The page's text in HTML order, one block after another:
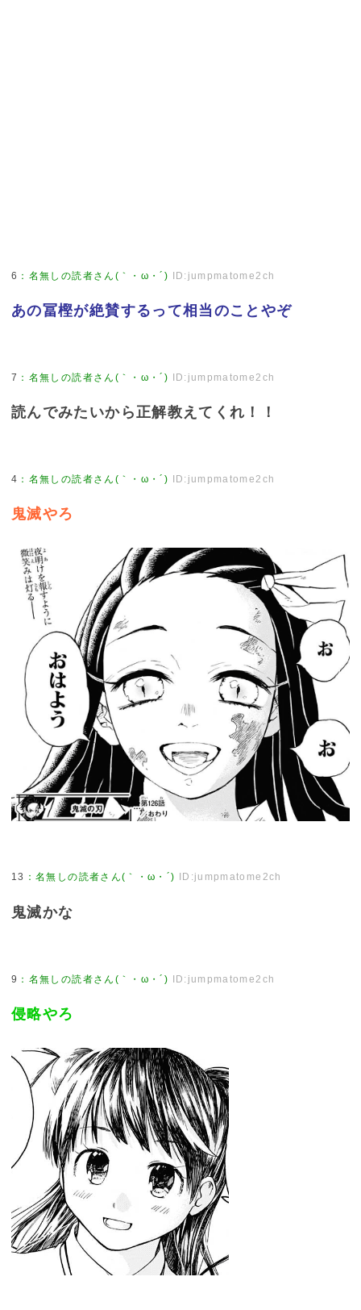
6 ： 名無しの読者さん(｀・ω・´) ID:jumpmatome2ch
あの冨樫が絶賛するって相当のことやぞ
7 ： 名無しの読者さん(｀・ω・´) ID:jumpmatome2ch
読んでみたいから正解教えてくれ！！
4 ： 名無しの読者さん(｀・ω・´) ID:jumpmatome2ch
鬼滅やろ
13 ：名無しの読者さん(｀・ω・´) ID:jumpmatome2ch
鬼滅かな
9 ： 名無しの読者さん(｀・ω・´) ID:jumpmatome2ch
侵略やろ